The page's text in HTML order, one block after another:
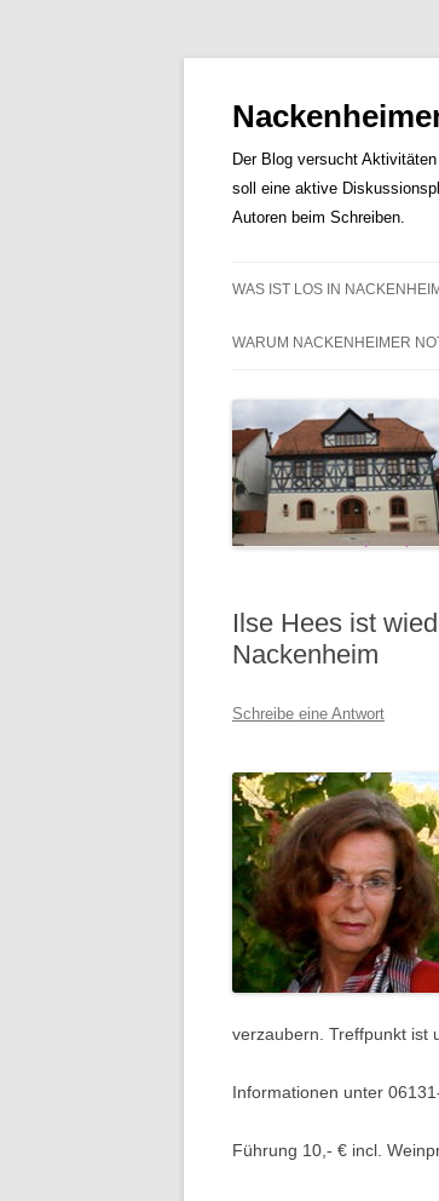
Der Blog versucht
soll eine aktive
Autoren beim Schreiben.
WAS IST LOS IN NACKENHEIM
WARUM NACKENHEIMER
Ilse Hees ist
Nackenheim
Schreibe eine Antwort
verzaubern. Treffpunkt ist
Informationen unter
Führung 10,- € incl.